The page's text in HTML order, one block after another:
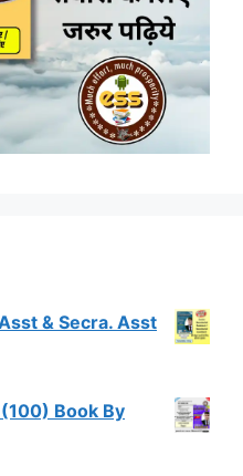
& Secra. Asst
Book By